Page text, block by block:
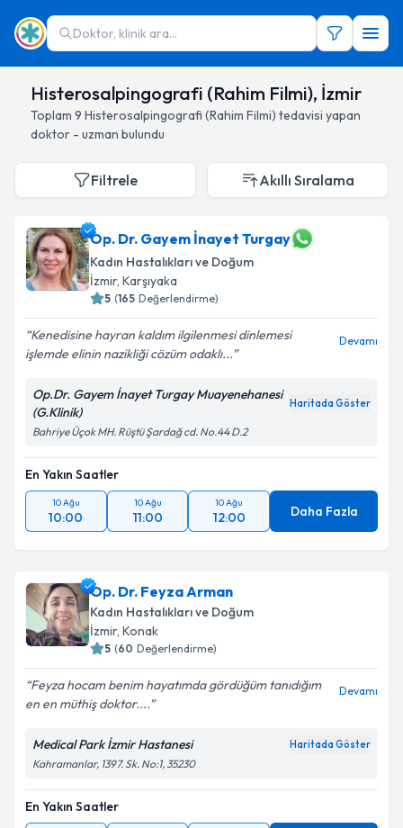
Doktor, klinik ara...
Histerosalpingografi (Rahim Filmi), İzmir
Toplam 9 Histerosalpingografi (Rahim Filmi) tedavisi yapan
doktor - uzman bulundu
Filtrele Akıllı Sıralama
Op. Dr. Gayem İnayet Turgay
Kadın Hastalıkları ve Doğum
İzmir, Karşıyaka
5 (165 Değerlendirme)
Kenedisine hayran kaldım ilgilenmesi dinlemesi
işlemde elinin nazikliği cözüm odaklı...
Devamı
Op.Dr. Gayem İnayet Turgay Muayenehanesi
(G.Klinik)
Haritada Göster
Bahriye Üçok MH. Rüştü Şardağ cd. No.44 D.2
En Yakın Saatler
10 Ağu
10:00
10 Ağu
11:00
10 Ağu
12:00 Daha Fazla
Op. Dr. Feyza Arman
Kadın Hastalıkları ve Doğum
İzmir, Konak
5 (60 Değerlendirme)
Feyza hocam benim hayatımda gördüğüm tanıdığım
en en müthiş doktor....
Devamı
Medical Park İzmir Hastanesi Haritada Göster
Kahramanlar, 1397. Sk. No:1, 35230
En Yakın Saatler